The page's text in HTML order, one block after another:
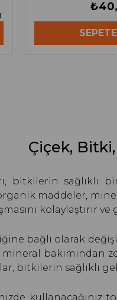
Çiçek,
bitkilerin sağlıklı
maddeler,
kolaylaştırır
bağlı olarak
bitkilerin sağlıklı
kullanacağınız